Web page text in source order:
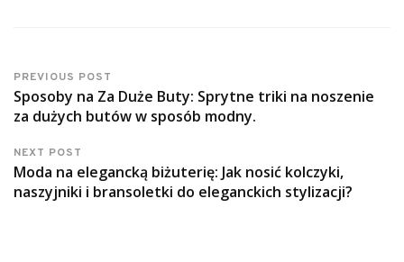
PREVIOUS POST
Sposoby na Za Duże Buty: Sprytne triki na noszenie
za dużych butów w sposób modny.
NEXT POST
Moda na elegancką biżuterię: Jak nosić kolczyki,
naszyjniki i bransoletki do eleganckich stylizacji?